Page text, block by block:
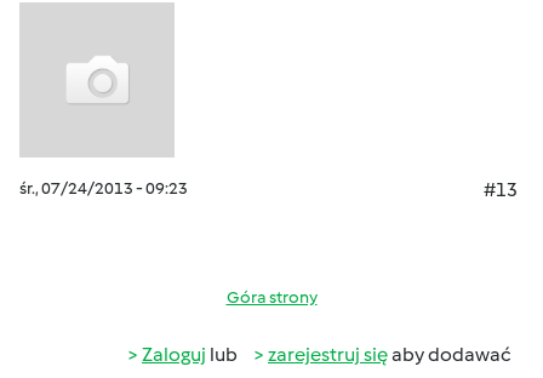
śr., 07/24/2013 - 09:23 #13
Góra strony
Zaloguj lub zarejestruj sięaby dodawać